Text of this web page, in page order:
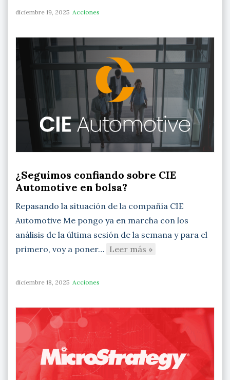
diciembre 19, 2025 Acciones
¿Seguimos confiando sobre CIE
Automotive en bolsa?
Repasando la situación de la compañía CIE
Automotive Me pongo ya en marcha con los
análisis de la última sesión de la semana y para el
primero, voy a poner… Leer más »
diciembre 18, 2025 Acciones